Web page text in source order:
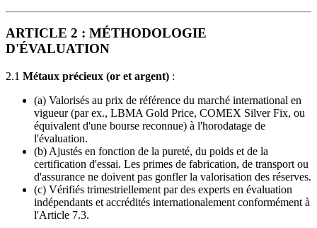
ARTICLE 2 : MÉTHODOLOGIE
D'ÉVALUATION
2.1 Métaux précieux (or et argent) :
(a) Valorisés au prix de référence du marché international en
vigueur (par ex., LBMA Gold Price, COMEX Silver Fix, ou
équivalent d'une bourse reconnue) à l'horodatage de
l'évaluation.
(b) Ajustés en fonction de la pureté, du poids et de la
certification d'essai. Les primes de fabrication, de transport ou
d'assurance ne doivent pas gonfler la valorisation des réserves.
(c) Vérifiés trimestriellement par des experts en évaluation
indépendants et accrédités internationalement conformément à
l'Article 7.3.